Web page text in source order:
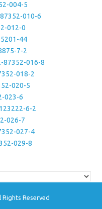
004-5
010-6
012-0
44
7-2
87352-016-8
018-2
020-5
023-6
6-2
026-7
027-4
029-8
Rights Reserved